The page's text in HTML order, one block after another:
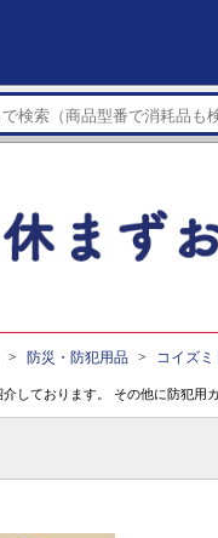
防災・防犯用品 コイズ
しております。 その他に防犯用